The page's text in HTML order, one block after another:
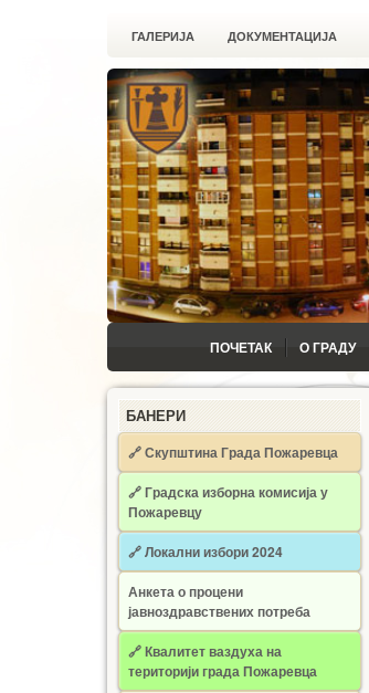
ГАЛЕРИЈА ДОКУМЕНТАЦИЈА
ПОЧЕТАК О ГРАДУ
БАНЕРИ
🔗 Скупштина Града Пожаревца
🔗Градска изборна комисија у
Пожаревцу
🔗 Локални избори 2024
Анкета о процени
јавноздравствених потреба
🔗 Квалитет ваздуха на
територији града Пожаревца